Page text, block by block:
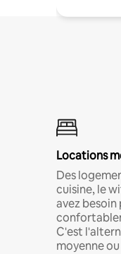
Locations
Des
cuisine, le
avez
C'est
moyenne